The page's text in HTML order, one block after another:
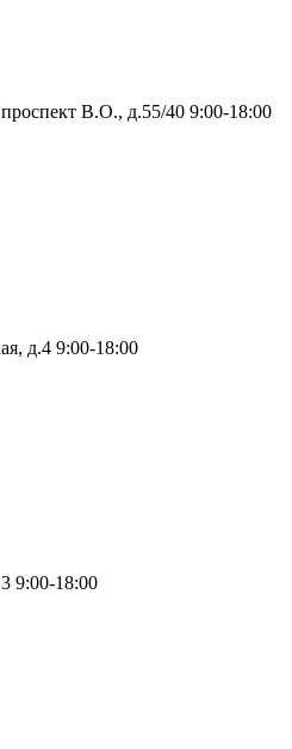
В.О., д.55/40 9:00-18:00
д.4 9:00-18:00
9:00-18:00